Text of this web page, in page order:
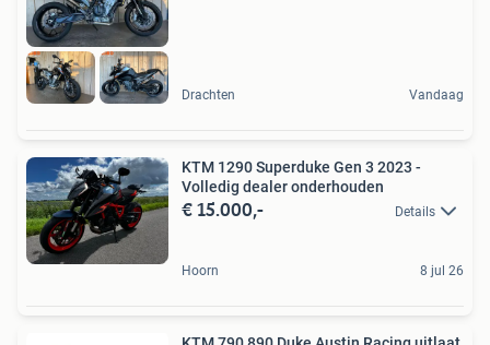
Drachten Vandaag
KTM 1290 Superduke Gen 3 2023 -
Volledig dealer onderhouden
€ 15.000,- Details
Hoorn 8 jul 26